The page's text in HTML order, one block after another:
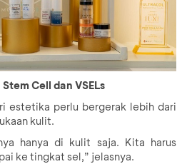
Cell dan VSELs
estetika perlu bergerak lebih dari
kulit.
hanya di kulit saja. Kita harus
ke tingkat sel,” jelasnya.